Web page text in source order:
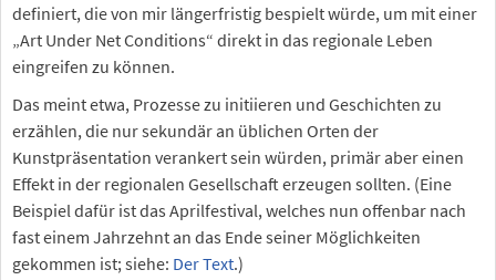
definiert, die von mir längerfristig bespielt würde, um mit einer
„Art Under Net Conditions“ direkt in das regionale Leben
eingreifen zu können.
Das meint etwa, Prozesse zu initiieren und Geschichten zu
erzählen, die nur sekundär an üblichen Orten der
Kunstpräsentation verankert sein würden, primär aber einen
Effekt in der regionalen Gesellschaft erzeugen sollten. (Eine
Beispiel dafür ist das Aprilfestival, welches nun offenbar nach
fast einem Jahrzehnt an das Ende seiner Möglichkeiten
gekommen ist; siehe: Der Text.)